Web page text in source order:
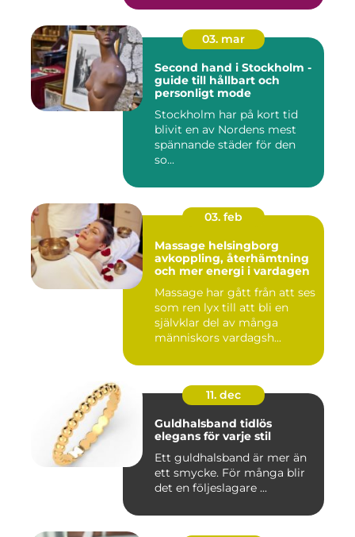
03. mar
Second hand i Stockholm -
guide till hållbart och
personligt mode
Stockholm har på kort tid
blivit en av Nordens mest
spännande städer för den
so...
03. feb
Massage helsingborg
avkoppling, återhämtning
och mer energi i vardagen
Massage har gått från att ses
som ren lyx till att bli en
självklar del av många
människors vardagsh...
11. dec
Guldhalsband tidlös
elegans för varje stil
Ett guldhalsband är mer än
ett smycke. För många blir
det en följeslagare ...